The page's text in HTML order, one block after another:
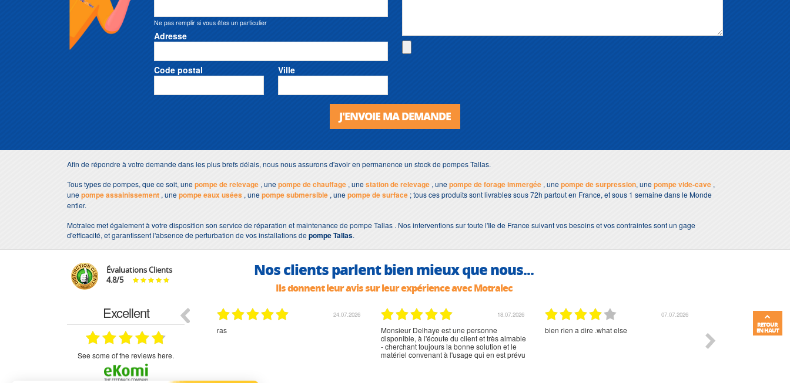
Ne pas remplir si vous êtes un particulier
Adresse
Code postal Ville
J'ENVOIE MA DEMANDE
Afin de répondre à votre demande dans les plus brefs délais, nous nous assurons d'avoir en permanence un stock de pompes Tallas.
Tous types de pompes, que ce soit, unepompe de relevage , unepompe de chauffage , unestation de relevage , unepompe de forage immergée , unepompe de surpression, unepompe vide-cave ,
unepompe assainissement , unepompe eaux usées , unepompe submersible , unepompe de surface ; tous ces produits sont livrables sous 72h partout en France, et sous 1 semaine dans le Monde
entier.
Motralec met également à votre disposition son service de réparation et maintenance de pompe Tallas . Nos interventions sur toute l'Ile de France suivant vos besoins et vos contraintes sont un gage
d'efficacité, et garantissent l'absence de perturbation de vos installations depompe Tallas.
Évaluations Clients
4.8/5 Nos clients parlent bien mieux que nous...
Ils donnent leur avis sur leur expérience avec Motralec
Excellent
see some of the reviews here.
07.07.2026
bien rien a dire .what else
02.07.2026
RAS
02.07.2026
rien à signaler, très content
01.07.2026
Commande et délais parfait Très bon suivi et très
RETOUR
EN HAUT